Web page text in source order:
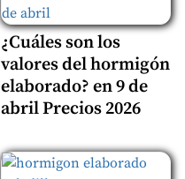
¿Cuáles son los
valores del hormigón
elaborado? en 9 de
abril Precios 2026